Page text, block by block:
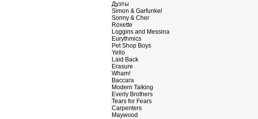
Дуэты
Simon & Garfunkel
Sonny & Cher
Roxette
Loggins and Messina
Eurythmics
Pet Shop Boys
Yello
Laid Back
Erasure
Wham!
Baccara
Modern Talking
Everly Brothers
Tears for Fears
Carpenters
Maywood